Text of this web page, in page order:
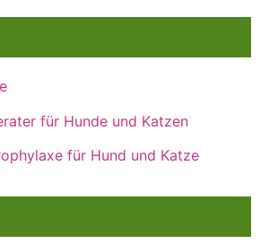
für Hunde und Katzen
für Hund und Katze